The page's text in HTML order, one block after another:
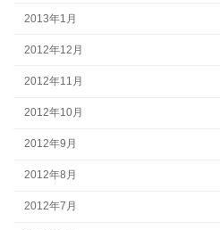
2013年1月
2012年12月
2012年11月
2012年10月
2012年9月
2012年8月
2012年7月